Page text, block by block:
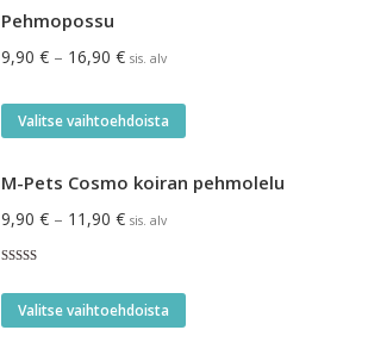
Pehmopossu
9,90 € – 16,90 €Hintaluokka:
-
sis. alv
Valitse vaihtoehdoista
on
tehdä
valinnat
M-Pets Cosmo koiran pehmolelu
9,90 € – 11,90 €Hintaluokka:
11,90 €
sis. alv
tuotteesta:
5.00/ 5
Valitse vaihtoehdoista